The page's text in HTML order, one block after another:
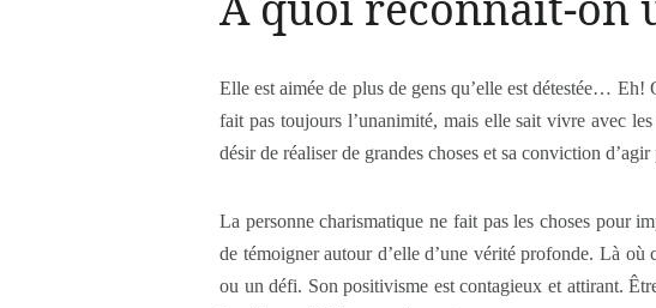
Elle est aimée de plus de gens qu’elle est détestée…
fait pas toujours l’unanimité, mais elle sait vivre avec
désir de réaliser de grandes choses et sa conviction
La personne charismatique ne fait pas les choses pour
de témoigner autour d’elle d’une vérité profonde. Là
ou un défi. Son positivisme est contagieux et attirant.